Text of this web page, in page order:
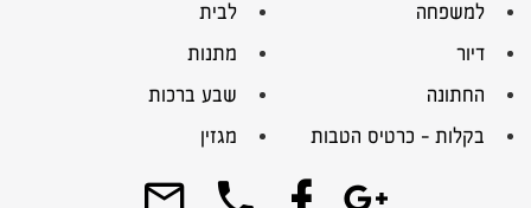
למשפחה
לבית
דיור
מתנות
החתונה
שבע ברכות
בקלות – כרטיס הטבות
מגזין